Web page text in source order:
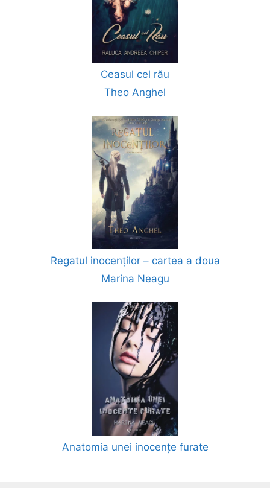
Ceasul cel rău
Theo Anghel
Regatul inocenților – cartea a doua
Marina Neagu
Anatomia unei inocențe furate